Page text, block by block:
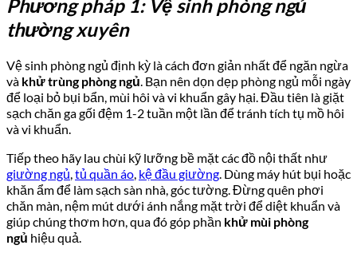
Phương pháp 1: Vệ sinh phòng ngủ
thường xuyên
Vệ sinh phòng ngủ định kỳ là cách đơn giản nhất để ngăn ngừa
và khử trùng phòng ngủ. Bạn nên dọn dẹp phòng ngủ mỗi ngày
để loại bỏ bụi bẩn, mùi hôi và vi khuẩn gây hại. Đầu tiên là giặt
sạch chăn ga gối đệm 1-2 tuần một lần để tránh tích tụ mồ hôi
và vi khuẩn.
Tiếp theo hãy lau chùi kỹ lưỡng bề mặt các đồ nội thất như
giường ngủ,tủ quần áo, kệ đầu giường. Dùng máy hút bụi hoặc
khăn ẩm để làm sạch sàn nhà, góc tường. Đừng quên phơi
chăn màn, nệm mút dưới ánh nắng mặt trời để diệt khuẩn và
giúp chúng thơm hơn, qua đó góp phần khử mùi phòng
ngủ hiệu quả.